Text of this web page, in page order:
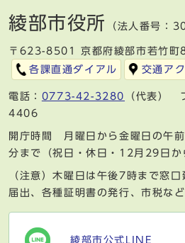
綾部市役所 （法人番号：
〒623-8501 京都府綾部市若竹町
各課直通ダイアル
交通ア
電話： 0773-42-3280
（代表）
4406
開庁時間 月曜日から金曜日の午
分まで（祝日・休日・12月29日か
（注意）木曜日は午後7時まで窓
届出、各種証明書の発行、市税など
綾部市公式LINE